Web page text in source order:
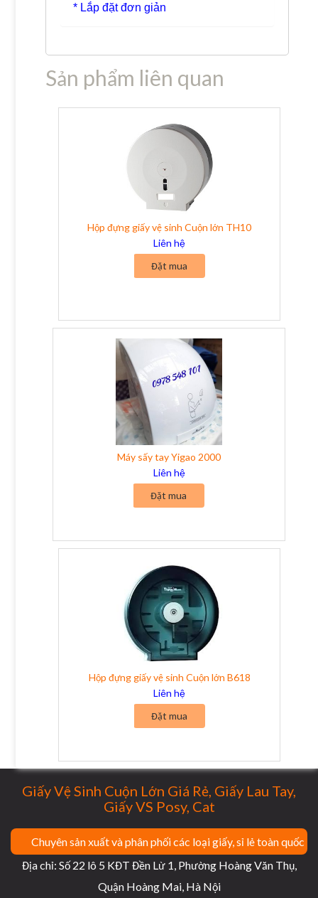
* Lắp đặt đơn giản
Sản phẩm liên quan
Hộp đựng giấy vệ sinh Cuộn lớn TH10
Liên hệ
Đặt mua
Máy sấy tay Yigao 2000
Liên hệ
Đặt mua
Hộp đựng giấy vệ sinh Cuộn lớn B618
Liên hệ
Đặt mua
Giấy Vệ Sinh Cuộn Lớn Giá Rẻ, Giấy Lau Tay,
Giấy VS Posy, Cat
Chuyên sản xuất và phân phối các loại giấy, sỉ lẻ toàn quốc
Địa chỉ: Số 22 lô 5 KĐT Đền Lừ 1, Phường Hoàng Văn Thụ,
Quận Hoàng Mai, Hà Nội